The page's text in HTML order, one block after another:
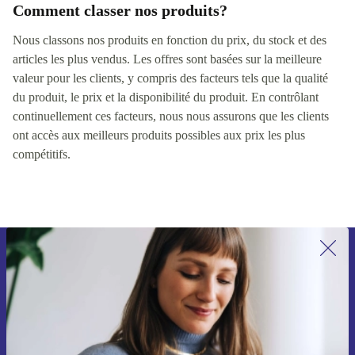
Comment classer nos produits?
Nous classons nos produits en fonction du prix, du stock et des
articles les plus vendus. Les offres sont basées sur la meilleure
valeur pour les clients, y compris des facteurs tels que la qualité
du produit, le prix et la disponibilité du produit. En contrôlant
continuellement ces facteurs, nous nous assurons que les clients
ont accès aux meilleurs produits possibles aux prix les plus
compétitifs.
Recevoir offres et infos de refurbed
par mail
Ne manquez plus aucune offre.